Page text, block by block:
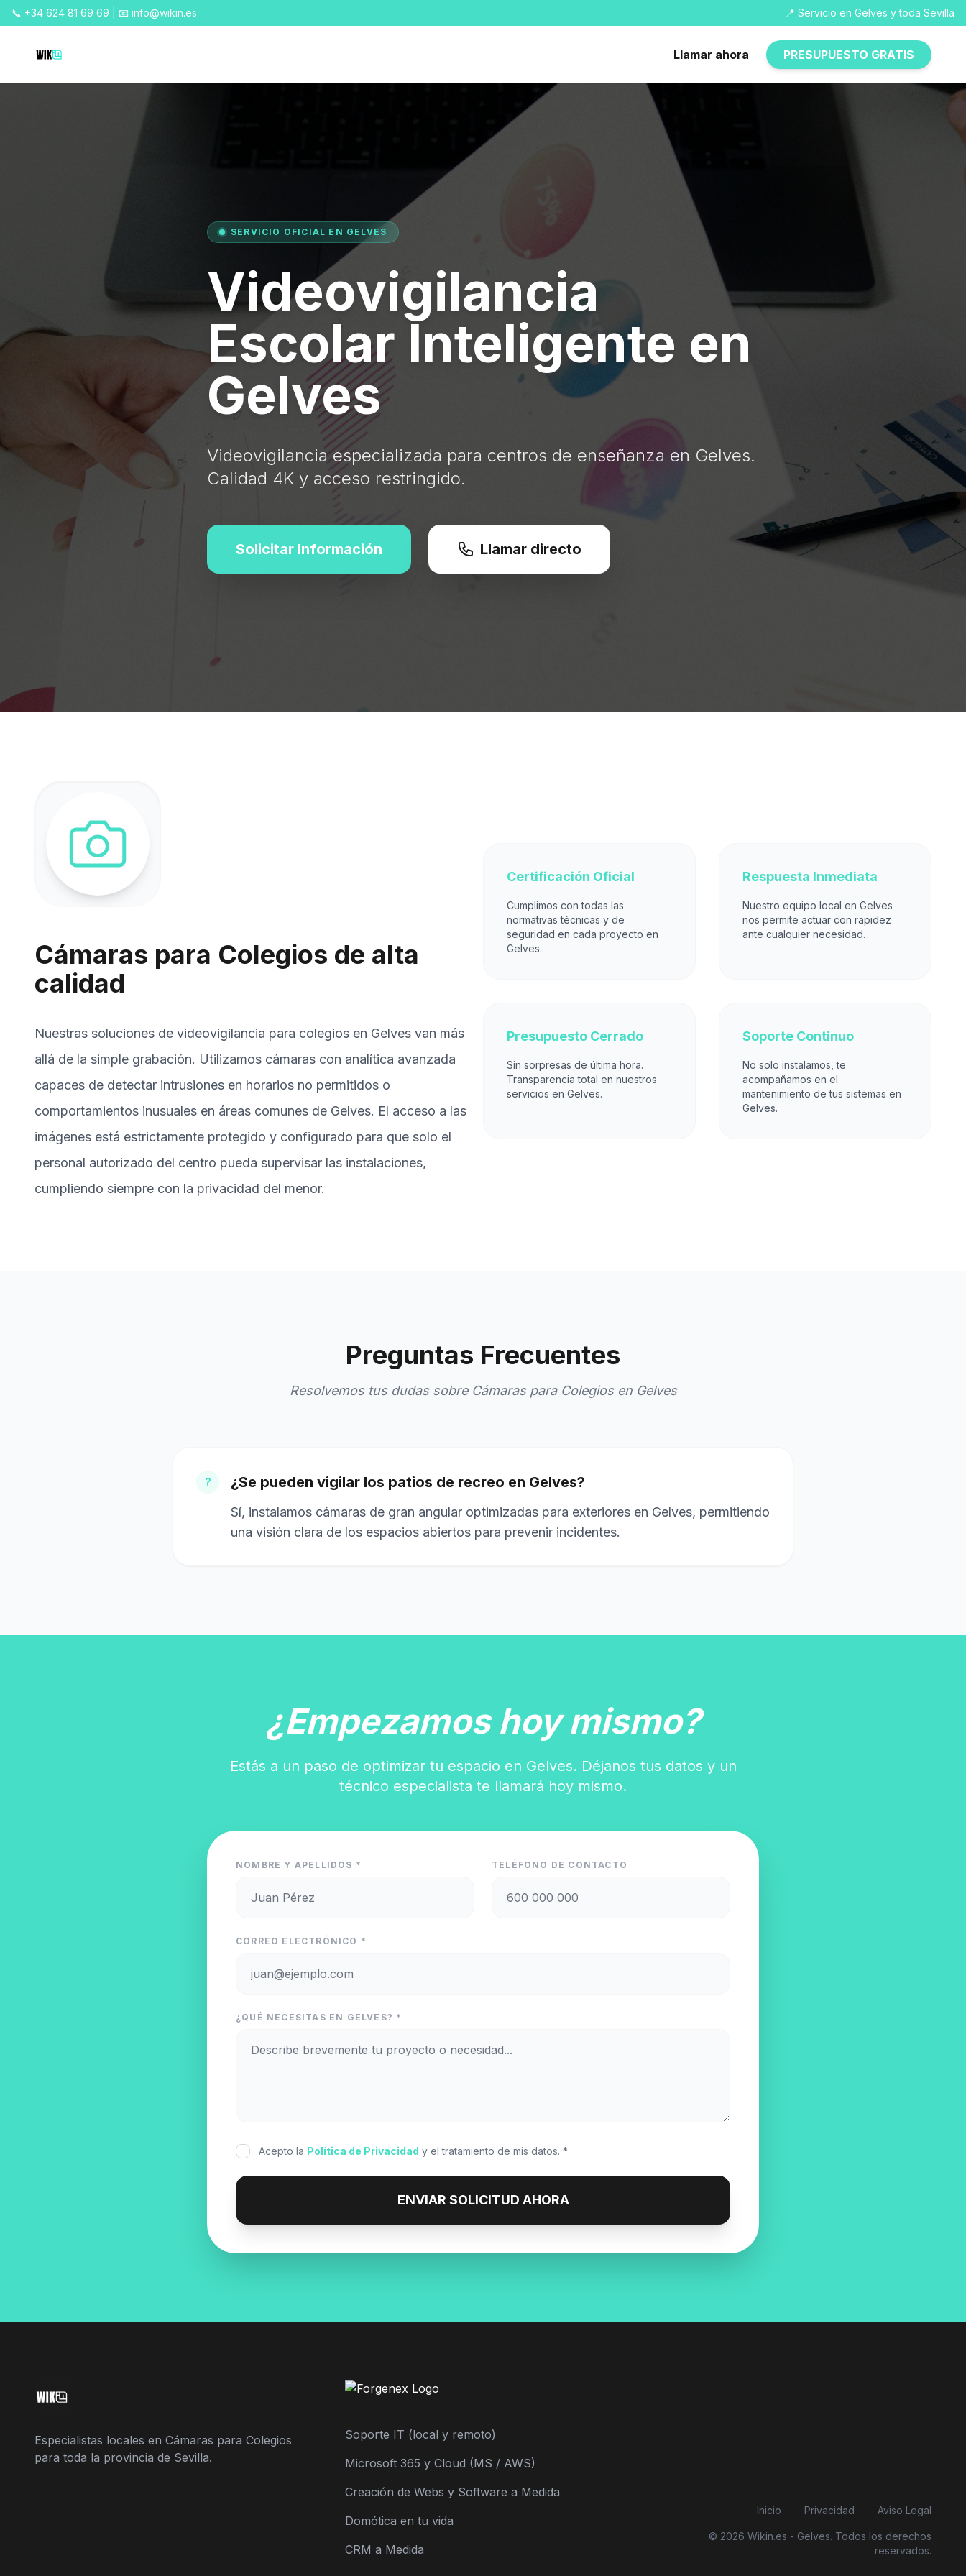
📞 +34 624 81 69 69 | 📧 info@wikin.es 📍 Servicio en Gelves y toda Sevilla
Llamar ahora PRESUPUESTO GRATIS
SERVICIO OFICIAL EN GELVES
Videovigilancia
Escolar Inteligente en
Gelves
Videovigilancia especializada para centros de enseñanza en Gelves.
Calidad 4K y acceso restringido.
Solicitar Información Llamar directo
Cámaras para Colegios de alta
calidad
Nuestras soluciones de videovigilancia para colegios en Gelves van más
allá de la simple grabación. Utilizamos cámaras con analítica avanzada
capaces de detectar intrusiones en horarios no permitidos o
comportamientos inusuales en áreas comunes de Gelves. El acceso a las
imágenes está estrictamente protegido y configurado para que solo el
personal autorizado del centro pueda supervisar las instalaciones,
cumpliendo siempre con la privacidad del menor.
Certificación Oficial
Cumplimos con todas las
normativas técnicas y de
seguridad en cada proyecto en
Gelves.
Respuesta Inmediata
Nuestro equipo local en Gelves
nos permite actuar con rapidez
ante cualquier necesidad.
Presupuesto Cerrado
Sin sorpresas de última hora.
Transparencia total en nuestros
servicios en Gelves.
Soporte Continuo
No solo instalamos, te
acompañamos en el
mantenimiento de tus sistemas en
Gelves.
Preguntas Frecuentes
Resolvemos tus dudas sobre Cámaras para Colegios en Gelves
? ¿Se pueden vigilar los patios de recreo en Gelves?
Sí, instalamos cámaras de gran angular optimizadas para exteriores en Gelves, permitiendo
una visión clara de los espacios abiertos para prevenir incidentes.
¿Empezamos hoy mismo?
Estás a un paso de optimizar tu espacio en Gelves. Déjanos tus datos y un
técnico especialista te llamará hoy mismo.
NOMBRE Y APELLIDOS * TELÉFONO DE CONTACTO
CORREO ELECTRÓNICO *
¿QUÉ NECESITAS EN GELVES? *
Acepto la Política de Privacidad y el tratamiento de mis datos. *
ENVIAR SOLICITUD AHORA
Especialistas locales en Cámaras para Colegios
para toda la provincia de Sevilla.
Soporte IT (local y remoto)
Microsoft 365 y Cloud (MS / AWS)
Creación de Webs y Software a Medida
Domótica en tu vida
CRM a Medida
Inicio Privacidad Aviso Legal
© 2026 Wikin.es - Gelves. Todos los derechos
reservados.